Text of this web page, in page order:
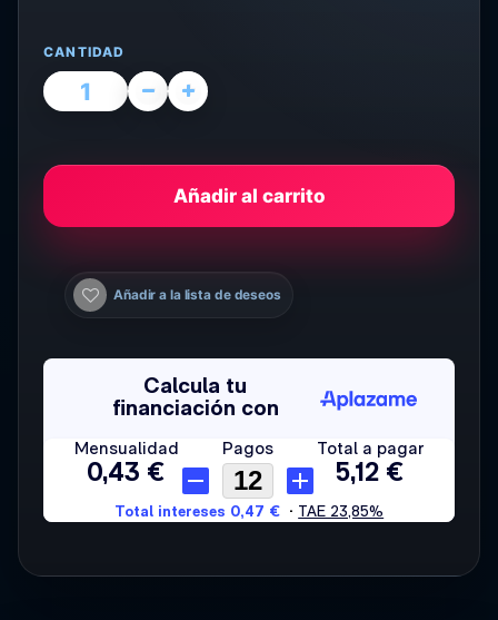
CANTIDAD
Añadir al carrito
Añadir a la lista de deseos